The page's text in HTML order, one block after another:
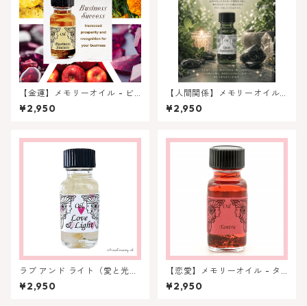
【金運】メモリーオイル - ビ
ジネスサクセス (ビジネスの成
功)
¥2,950
【人間関係】メモリーオイル -
平和な別離（クワイエットセ
パレーション）
¥2,950
ラブ アンド ライト（愛と光）
- アンシェントメモリーオイル
¥2,950
【恋愛】メモリーオイル - タ
ントラ ★ロングセラー人気商
品
¥2,950